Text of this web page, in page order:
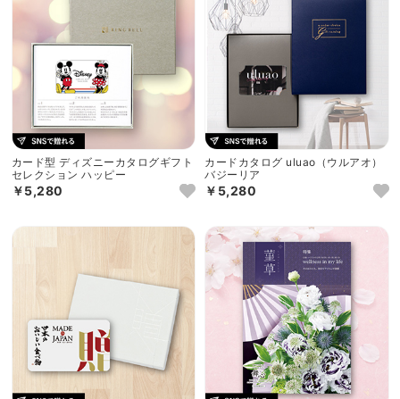
カード型 ディズニーカタログギフト
セレクション ハッピー
￥5,280
カードカタログ uluao（ウルアオ）
バジーリア
￥5,280